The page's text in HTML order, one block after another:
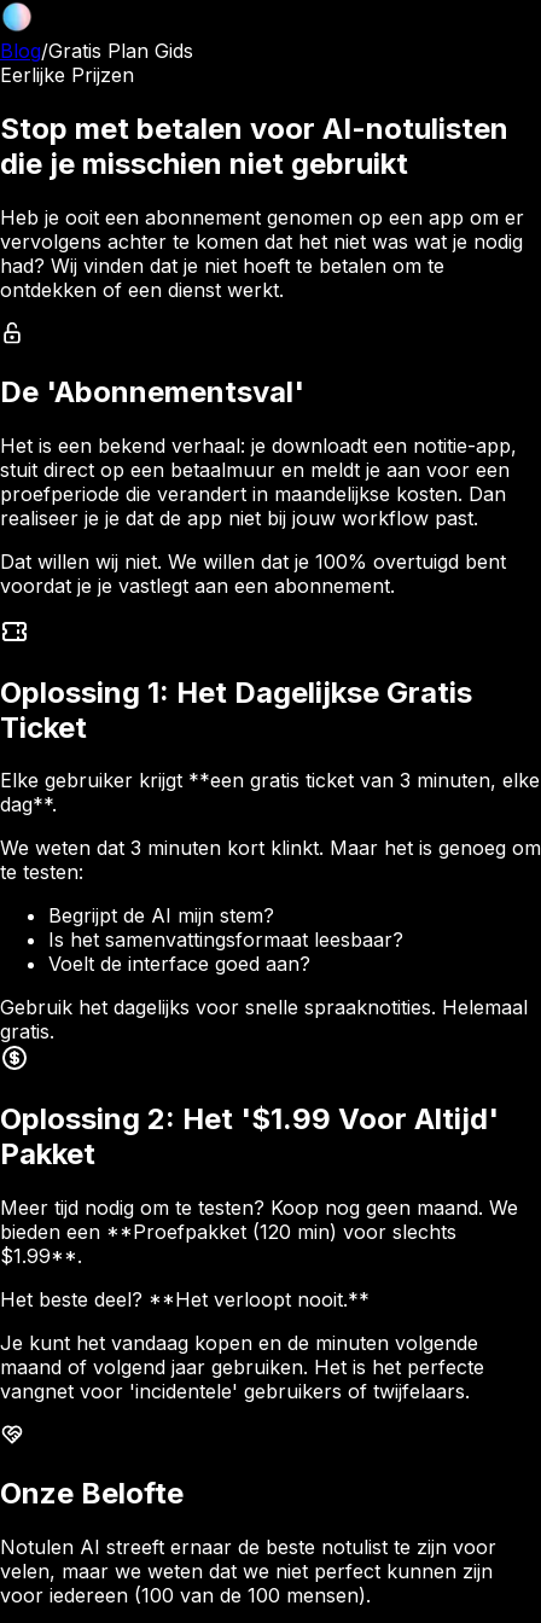
Blog/Gratis Plan Gids
Eerlijke Prijzen
Stop met betalen voor AI-notulisten
die je misschien niet gebruikt
Heb je ooit een abonnement genomen op een app om er
vervolgens achter te komen dat het niet was wat je nodig
had? Wij vinden dat je niet hoeft te betalen om te
ontdekken of een dienst werkt.
De 'Abonnementsval'
Het is een bekend verhaal: je downloadt een notitie-app,
stuit direct op een betaalmuur en meldt je aan voor een
proefperiode die verandert in maandelijkse kosten. Dan
realiseer je je dat de app niet bij jouw workflow past.
Dat willen wij niet. We willen dat je 100% overtuigd bent
voordat je je vastlegt aan een abonnement.
Oplossing 1: Het Dagelijkse Gratis
Ticket
Elke gebruiker krijgt **een gratis ticket van 3 minuten, elke
dag**.
We weten dat 3 minuten kort klinkt. Maar het is genoeg om
te testen:
Begrijpt de AI mijn stem?
Is het samenvattingsformaat leesbaar?
Voelt de interface goed aan?
Gebruik het dagelijks voor snelle spraaknotities. Helemaal
gratis.
Oplossing 2: Het '$1.99 Voor Altijd'
Pakket
Meer tijd nodig om te testen? Koop nog geen maand. We
bieden een **Proefpakket (120 min) voor slechts
$1.99**.
Het beste deel? **Het verloopt nooit.**
Je kunt het vandaag kopen en de minuten volgende
maand of volgend jaar gebruiken. Het is het perfecte
vangnet voor 'incidentele' gebruikers of twijfelaars.
Onze Belofte
Notulen AI streeft ernaar de beste notulist te zijn voor
velen, maar we weten dat we niet perfect kunnen zijn
voor iedereen (100 van de 100 mensen).